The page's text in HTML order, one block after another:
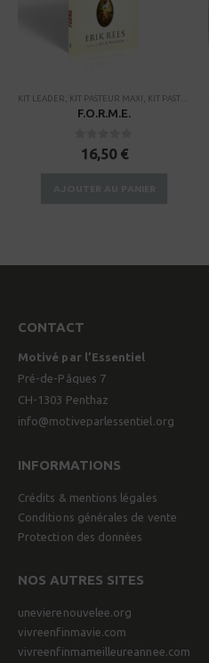
KIT STANDARD, KITS ,KITS TOGO
KIT LEADER, KIT PASTEUR MAXI , KIT PASTEUR MAXI TOGO
F.O.R.M.E.
sur 5
16,50 €
CONTACT
Motivé par l’Essentiel
Pré-de-Pâques 7
CH-1303 Penthaz
info@motiveparlessentiel.org
INFORMATIONS
Crédits & mentions légales
Conditions générales de vente
Protection des données
NOS AUTRES SITES
unevierenouvelee.org
vivreenfinmavie.com
vivreenfinmameilleureannee.com